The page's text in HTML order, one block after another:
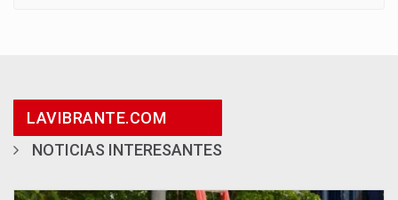
LAVIBRANTE.COM
NOTICIAS INTERESANTES